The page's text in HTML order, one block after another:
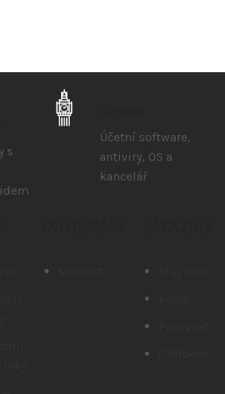
s
Účetní software,
antiviry, OS a
kancelář